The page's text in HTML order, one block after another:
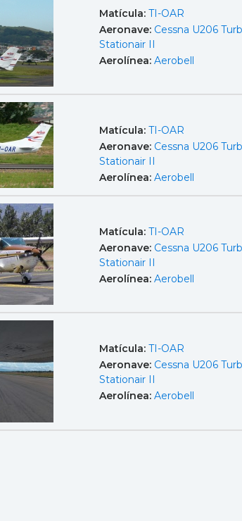
Matícula: TI-OAR
Aeronave: Cessna U206
Stationair II
Aerolínea: Aerobell
Matícula: TI-OAR
Aeronave: Cessna U206
Stationair II
Aerolínea: Aerobell
Matícula: TI-OAR
Aeronave: Cessna U206
Stationair II
Aerolínea: Aerobell
Matícula: TI-OAR
Aeronave: Cessna U206
Stationair II
Aerolínea: Aerobell